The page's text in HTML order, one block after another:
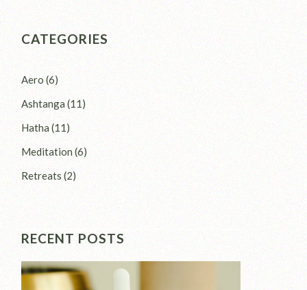
CATEGORIES
Aero (6)
Ashtanga(11)
Hatha(11)
Meditation(6)
Retreats (2)
RECENT POSTS